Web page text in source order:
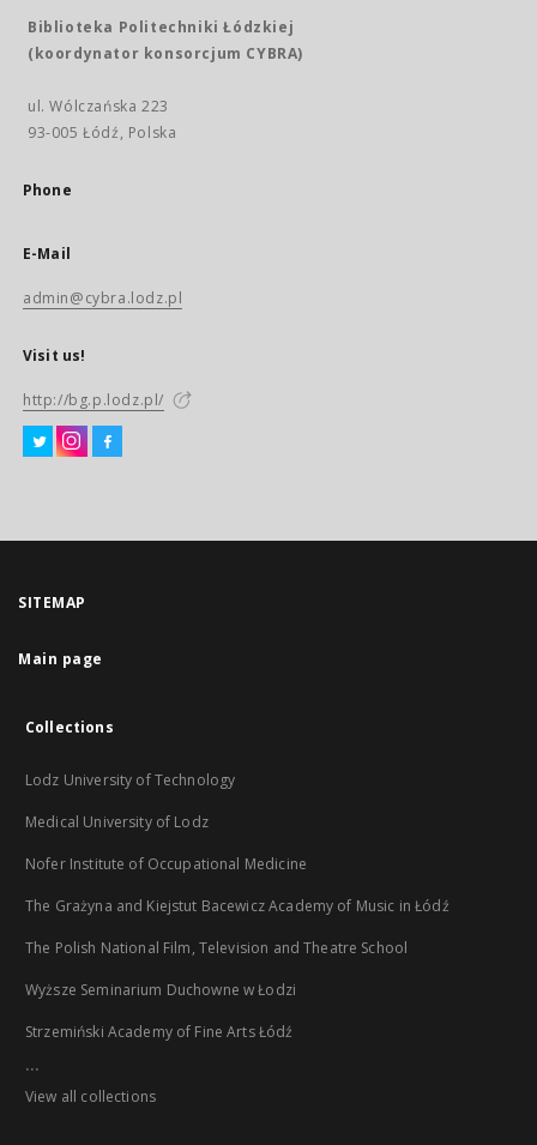
Biblioteka Politechniki Łódzkiej
(koordynator konsorcjum CYBRA)
ul. Wólczańska 223
93-005 Łódź, Polska
Phone
E-Mail
admin@cybra.lodz.pl
Visit us!
http://bg.p.lodz.pl/
SITEMAP
Main page
Collections
Lodz University of Technology
Medical University of Lodz
Nofer Institute of Occupational Medicine
The Grażyna and Kiejstut Bacewicz Academy of Music in Łódź
The Polish National Film, Television and Theatre School
Wyższe Seminarium Duchowne w Łodzi
Strzemiński Academy of Fine Arts Łódź
...
View all collections